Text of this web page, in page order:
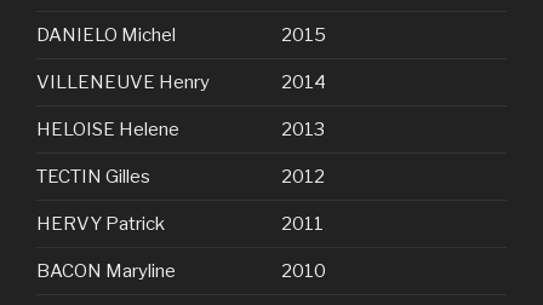
DANIELO Michel 2015
VILLENEUVE Henry 2014
HELOISE Helene 2013
TECTIN Gilles 2012
HERVY Patrick 2011
BACON Maryline 2010